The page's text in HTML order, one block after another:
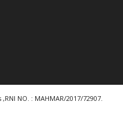
NO. : MAHMAR/2017/72907.